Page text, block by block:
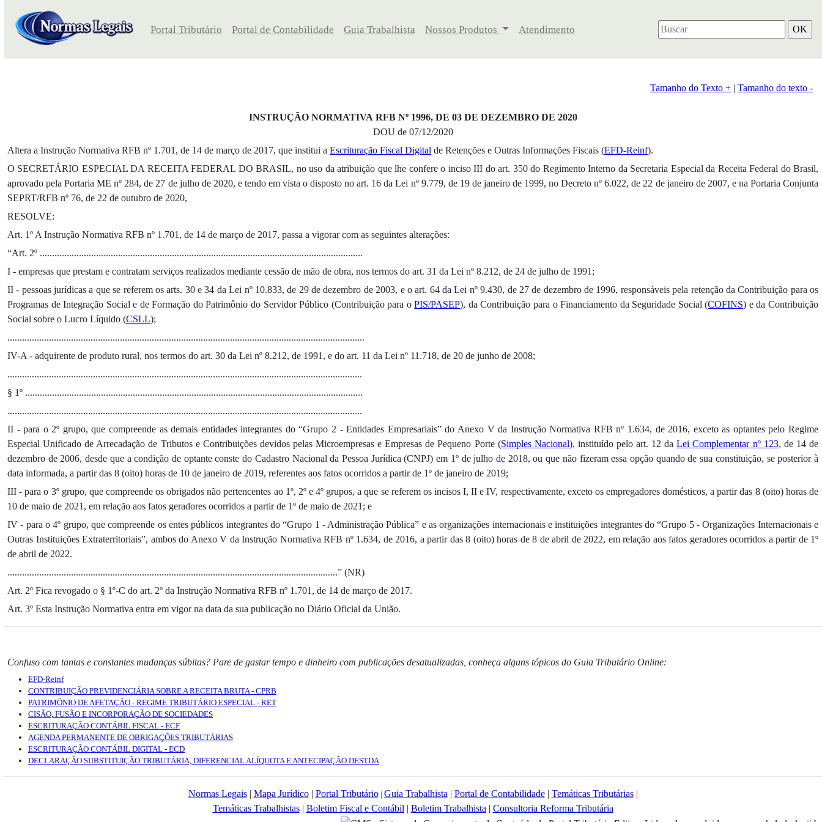
Portal Tributário Portal de Contabilidade Guia Trabalhista Nossos Produtos Atendimento
Tamanho do Texto + | Tamanho do texto -
INSTRUÇÃO NORMATIVA RFB Nº 1996, DE 03 DE DEZEMBRO DE 2020
DOU de 07/12/2020
Altera a Instrução Normativa RFB nº 1.701, de 14 de março de 2017, que institui a Escrituração Fiscal Digital de Retenções e Outras Informações Fiscais (EFD-Reinf).
O SECRETÁRIO ESPECIAL DA RECEITA FEDERAL DO BRASIL, no uso da atribuição que lhe confere o inciso III do art. 350 do Regimento Interno da Secretaria Especial da Receita Federal do Brasil,
aprovado pela Portaria ME nº 284, de 27 de julho de 2020, e tendo em vista o disposto no art. 16 da Lei nº 9.779, de 19 de janeiro de 1999, no Decreto nº 6.022, de 22 de janeiro de 2007, e na Portaria Conjunta
SEPRT/RFB nº 76, de 22 de outubro de 2020,
RESOLVE:
Art. 1º A Instrução Normativa RFB nº 1.701, de 14 de março de 2017, passa a vigorar com as seguintes alterações:
“Art. 2º ....................................................................................................................................
I - empresas que prestam e contratam serviços realizados mediante cessão de mão de obra, nos termos do art. 31 da Lei nº 8.212, de 24 de julho de 1991;
II - pessoas jurídicas a que se referem os arts. 30 e 34 da Lei nº 10.833, de 29 de dezembro de 2003, e o art. 64 da Lei nº 9.430, de 27 de dezembro de 1996, responsáveis pela retenção da Contribuição para os
Programas de Integração Social e de Formação do Patrimônio do Servidor Público (Contribuição para oPIS/PASEP), da Contribuição para o Financiamento da Seguridade Social (COFINS) e da Contribuição
Social sobre o Lucro Líquido (CSLL);
..................................................................................................................................................
IV-A - adquirente de produto rural, nos termos do art. 30 da Lei nº 8.212, de 1991, e do art. 11 da Lei nº 11.718, de 20 de junho de 2008;
.................................................................................................................................................
§ 1º ..........................................................................................................................................
.................................................................................................................................................
II - para o 2º grupo, que compreende as demais entidades integrantes do “Grupo 2 - Entidades Empresariais” do Anexo V da Instrução Normativa RFB nº 1.634, de 2016, exceto as optantes pelo Regime
Especial Unificado de Arrecadação de Tributos e Contribuições devidos pelas Microempresas e Empresas de Pequeno Porte (Simples Nacional), instituído pelo art. 12 daLei Complementar nº 123, de 14 de
dezembro de 2006, desde que a condição de optante conste do Cadastro Nacional da Pessoa Jurídica (CNPJ) em 1º de julho de 2018, ou que não fizeram essa opção quando de sua constituição, se posterior à
data informada, a partir das 8 (oito) horas de 10 de janeiro de 2019, referentes aos fatos ocorridos a partir de 1º de janeiro de 2019;
III - para o 3º grupo, que compreende os obrigados não pertencentes ao 1º, 2º e 4º grupos, a que se referem os incisos I, II e IV, respectivamente, exceto os empregadores domésticos, a partir das 8 (oito) horas de
10 de maio de 2021, em relação aos fatos geradores ocorridos a partir de 1º de maio de 2021; e
IV - para o 4º grupo, que compreende os entes públicos integrantes do “Grupo 1 - Administração Pública” e as organizações internacionais e instituições integrantes do “Grupo 5 - Organizações Internacionais e
Outras Instituições Extraterritoriais”, ambos do Anexo V da Instrução Normativa RFB nº 1.634, de 2016, a partir das 8 (oito) horas de 8 de abril de 2022, em relação aos fatos geradores ocorridos a partir de 1º
de abril de 2022.
.......................................................................................................................................” (NR)
Art. 2º Fica revogado o § 1º-C do art. 2º da Instrução Normativa RFB nº 1.701, de 14 de março de 2017.
Art. 3º Esta Instrução Normativa entra em vigor na data da sua publicação no Diário Oficial da União.
Confuso com tantas e constantes mudanças súbitas? Pare de gastar tempo e dinheiro com publicações desatualizadas, conheça alguns tópicos do Guia Tributário Online:
EFD-Reinf
CONTRIBUIÇÃO PREVIDENCIÁRIA SOBRE A RECEITA BRUTA - CPRB
PATRIMÔNIO DE AFETAÇÃO - REGIME TRIBUTÁRIO ESPECIAL - RET
CISÃO, FUSÃO E INCORPORAÇÃO DE SOCIEDADES
ESCRITURAÇÃO CONTÁBIL FISCAL - ECF
AGENDA PERMANENTE DE OBRIGAÇÕES TRIBUTÁRIAS
ESCRITURAÇÃO CONTÁBIL DIGITAL - ECD
DECLARAÇÃO SUBSTITUIÇÃO TRIBUTÁRIA, DIFERENCIAL ALÍQUOTA E ANTECIPAÇÃO DESTDA
Normas Legais| Mapa Jurídico| Portal Tributário| Guia Trabalhista | Portal de Contabilidade| Temáticas Tributárias|
Temáticas Trabalhistas| Boletim Fiscal e Contábil | Boletim Trabalhista | Consultoria Reforma Tributária